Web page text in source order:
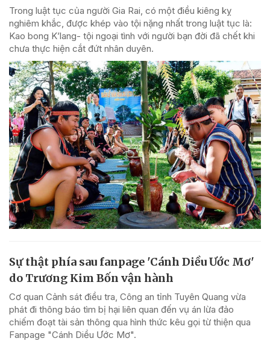
Trong luật tục của người Gia Rai, có một điều kiêng kỵ
nghiêm khắc, được khép vào tội nặng nhất trong luật tục là:
Kao bong K’lang- tội ngoại tình với người bạn đời đã chết khi
chưa thực hiện cắt đứt nhân duyên.
Sự thật phía sau fanpage 'Cánh Diều Ước Mơ'
do Trương Kim Bốn vận hành
Cơ quan Cảnh sát điều tra, Công an tỉnh Tuyên Quang vừa
phát đi thông báo tìm bị hại liên quan đến vụ án lừa đảo
chiếm đoạt tài sản thông qua hình thức kêu gọi từ thiện qua
Fanpage "Cánh Diều Ước Mơ".